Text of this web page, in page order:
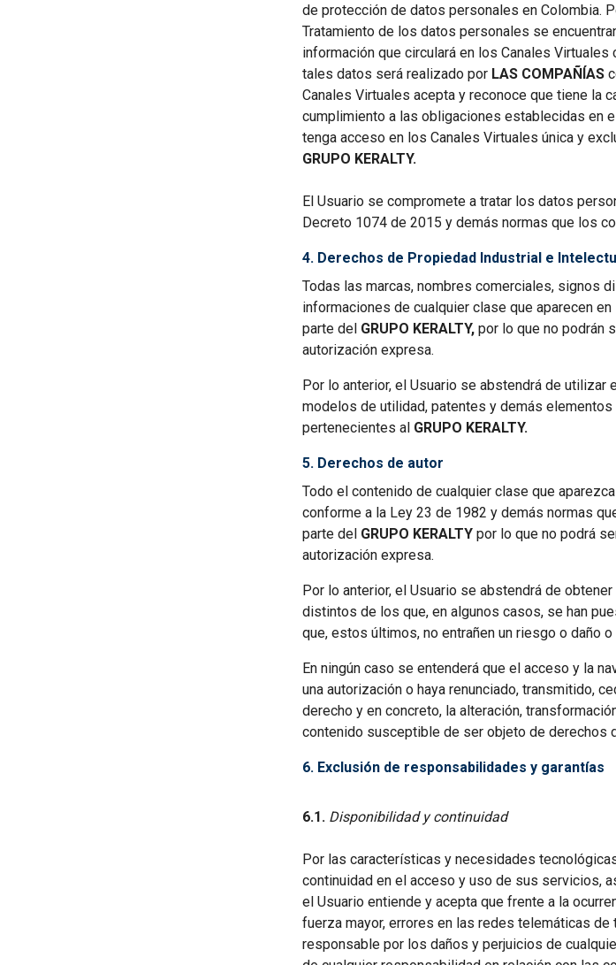
de protección de datos personales en Colombia.
Tratamiento de los datos personales se
información que circulará en los Canales
tales datos será realizado por LAS COMPAÑÍAS
Canales Virtuales acepta y reconoce que tiene la
cumplimiento a las obligaciones establecidas en
tenga acceso en los Canales Virtuales única y
GRUPO KERALTY.
El Usuario se compromete a tratar los datos
Decreto 1074 de 2015 y demás normas que los
4. Derechos de Propiedad Industrial e
Todas las marcas, nombres comerciales, signos
informaciones de cualquier clase que aparecen
parte del GRUPO KERALTY, por lo que no podrán
autorización expresa.
Por lo anterior, el Usuario se abstendrá de
modelos de utilidad, patentes y demás
pertenecientes al GRUPO KERALTY.
5. Derechos de autor
Todo el contenido de cualquier clase que
conforme a la Ley 23 de 1982 y demás normas
parte del GRUPO KERALTY por lo que no podrá
autorización expresa.
Por lo anterior, el Usuario se abstendrá de
distintos de los que, en algunos casos, se han
que, estos últimos, no entrañen un riesgo o daño
En ningún caso se entenderá que el acceso y la
una autorización o haya renunciado, transmitido,
derecho y en concreto, la alteración,
contenido susceptible de ser objeto de derechos
6. Exclusión de responsabilidades y garantías
6.1. Disponibilidad y continuidad
Por las características y necesidades
continuidad en el acceso y uso de sus servicios,
el Usuario entiende y acepta que frente a la
fuerza mayor, errores en las redes telemáticas
responsable por los daños y perjuicios de